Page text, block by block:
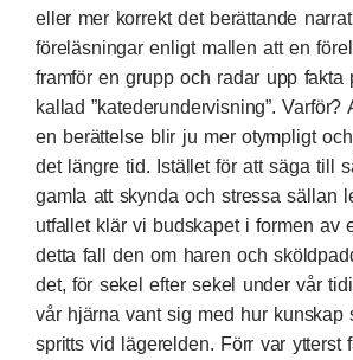
eller mer korrekt det berättande
föreläsningar enligt mallen att en
framför en grupp och radar upp fakta
kallad ”katederundervisning”.
en berättelse blir ju mer otympligt
det längre tid. Istället för att säga till
gamla att skynda och stressa sällan
utfallet klär vi budskapet i formen av
detta fall den om haren och
det, för sekel efter sekel under vår
vår hjärna vant sig med hur kunskap
spritts vid lägerelden. Förr var ytterst